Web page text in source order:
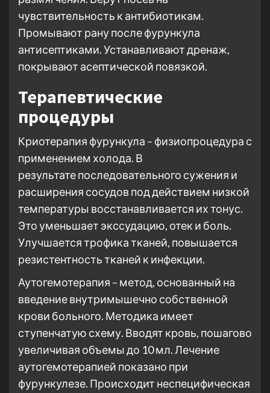
чувствительность к антибиотикам.
Промывают рану после фурункула
антисептиками. Устанавливают дренаж,
покрывают асептической повязкой.
Терапевтические
процедуры
Криотерапия фурункула – физиопроцедура с
применением холода. В
результате последовательного сужения и
расширения сосудов под действием низкой
температуры восстанавливается их тонус.
Это уменьшает экссудацию, отек и боль.
Улучшается трофика тканей, повышается
резистентность тканей к инфекции.
Аутогемотерапия – метод, основанный на
введение внутримышечно собственной
крови больного. Методика имеет
ступенчатую схему. Вводят кровь, пошагово
увеличивая объемы до 10 мл. Лечение
аутогемотерапией показано при
фурункулезе. Происходит неспецифическая